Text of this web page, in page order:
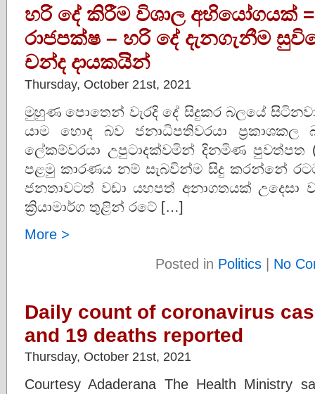
හරි දේ කිරීම විශාල අභියෝගයක්
රාජපක්ෂ – හරි දේ දැනගැනීම
චන්ද දායකයින්
Thursday, October 21st, 2021
මුහුණ පොතෙන් වැරදි දේ සිදුකර බලයේ
යාම හොද බව ජනාධිපතිවරයා
ලේකම්වරයා උපුටාදක්වමින් දිනමිණ පුවත්පත (
පළමු කාරණය නම් සැබවින්ම සිදු කරන්නේ
ජනතාවටත් වඩා යහපත් අනාගතයක් උදෙසා
ක්‍රියාමාර්ග තුළින් රටේ […]
More >
Posted in Politics | No
Daily count of coronavirus
and 19 deaths reported
Thursday, October 21st, 2021
Courtesy Adaderana The Health Ministry